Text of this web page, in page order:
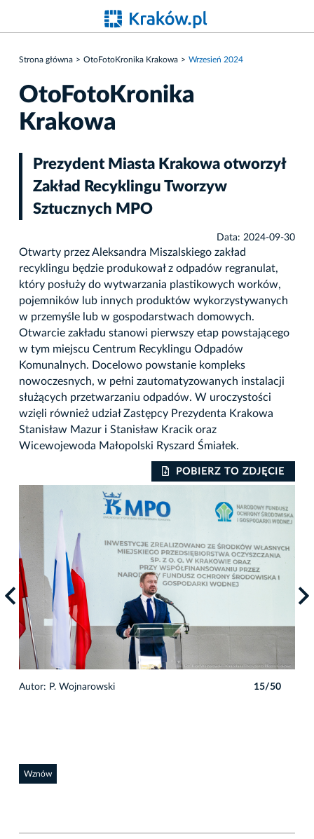
Strona główna OtoFotoKronika Krakowa Wrzesień 2024
OtoFotoKronika
Krakowa
Prezydent Miasta Krakowa otworzył
Zakład Recyklingu Tworzyw
Sztucznych MPO
Data: 2024-09-30
Otwarty przez Aleksandra Miszalskiego zakład
recyklingu będzie produkował z odpadów regranulat,
który posłuży do wytwarzania plastikowych worków,
pojemników lub innych produktów wykorzystywanych
w przemyśle lub w gospodarstwach domowych.
Otwarcie zakładu stanowi pierwszy etap powstającego
w tym miejscu Centrum Recyklingu Odpadów
Komunalnych. Docelowo powstanie kompleks
nowoczesnych, w pełni zautomatyzowanych instalacji
służących przetwarzaniu odpadów. W uroczystości
wzięli również udział Zastępcy Prezydenta Krakowa
Stanisław Mazur i Stanisław Kracik oraz
Wicewojewoda Małopolski Ryszard Śmiałek.
POBIERZ TO ZDJĘCIE
Autor: P. Wojnarowski 15/50
Wznów